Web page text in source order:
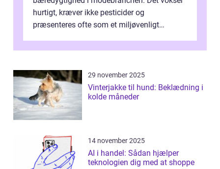
hurtigt, kræver ikke pesticider og
præsenteres ofte som et miljøvenligt
29 november 2025
Vinterjakke til hund: Beklædning i
kolde måneder
14 november 2025
AI i handel: Sådan hjælper
teknologien dig med at shoppe